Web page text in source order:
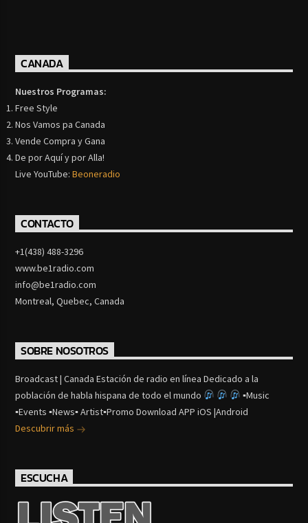
CANADA
Nuestros Programas:
Free Style
Nos Vamos pa Canada
Vende Compra y Gana
De por Aquí y por Alla!
Live YouTube:Beoneradio
CONTACTO
+1(438) 488-3296
www.be1radio.com
info@be1radio.com
Montreal, Quebec, Canada
SOBRE NOSOTROS
Broadcast | Canada Estación de radio en línea Dedicado a la
población de habla hispana de todo el mundo
▪Music
▪Events ▪News▪ Artist▪Promo Download APP iOS |Android
Descubrir más
ESCUCHA